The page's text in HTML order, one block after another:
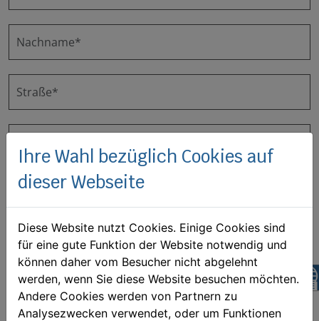
Hausnummer*
PLZ*
Ort*
Ihre Wahl bezüglich Cookies auf
dieser Webseite
Diese Website nutzt Cookies. Einige Cookies sind
für eine gute Funktion der Website notwendig und
können daher vom Besucher nicht abgelehnt
werden, wenn Sie diese Website besuchen möchten.
Andere Cookies werden von Partnern zu
Analysezwecken verwendet, oder um Funktionen